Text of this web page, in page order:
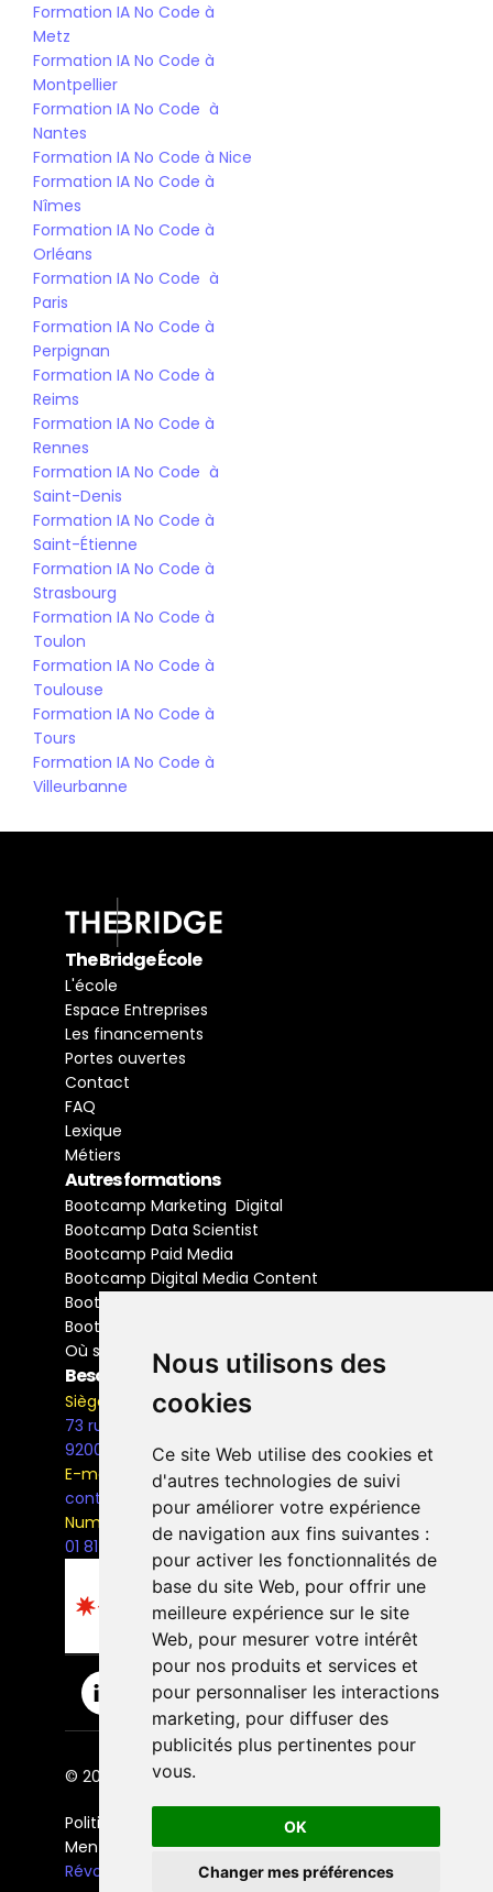
Nous utilisons des
cookies
Ce site Web utilise des cookies et
d'autres technologies de suivi
pour améliorer votre expérience
de navigation aux fins suivantes :
pour activer les fonctionnalités de
base du site Web, pour offrir une
meilleure expérience sur le site
Web, pour mesurer votre intérêt
pour nos produits et services et
pour personnaliser les interactions
marketing, pour diffuser des
publicités plus pertinentes pour
vous.
OK
Changer mes préférences
Formation IA No Code à
Metz
Formation IA No Code à
Montpellier
Formation IA No Code  à
Nantes
Formation IA No Code à Nice
Formation IA No Code à
Nîmes
Formation IA No Code à
Orléans
Formation IA No Code  à
Paris
Formation IA No Code à
Perpignan
Formation IA No Code à
Reims
Formation IA No Code à
Rennes
Formation IA No Code  à
Saint-Denis
Formation IA No Code à
Saint-Étienne
Formation IA No Code à
Strasbourg
Formation IA No Code à
Toulon
Formation IA No Code à
Toulouse
Formation IA No Code à
Tours
Formation IA No Code à
Villeurbanne
The Bridge École
L'école
Espace Entreprises
Les financements
Portes ouvertes
Contact
FAQ
Lexique
Métiers
Autres formations
Bootcamp Marketing  Digital
Bootcamp Data Scientist
Bootcamp Paid Media
Bootcamp Digital Media Content
Bootcamp Social Media Manager
Bootcamp Buyer Media
Où se former
Besoin d'information ?
Siège Social
73 rue Henri Barbusse,
92000, Nanterre
E-mail
contact@the-bridge.fr
Numéro de téléphone
01 81 93 68 42
© 2026 The Bridge Ecole. | Tous droits réservés.
Politique de confidentialité
Mentions légales
Révoquer les cookies